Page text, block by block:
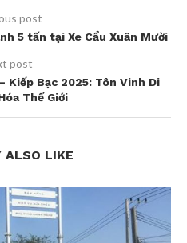
post
5 tấn tại Xe Cẩu Xuân Mười
post
Kiếp Bạc 2025: Tôn Vinh Di
Thế Giới
ALSO LIKE